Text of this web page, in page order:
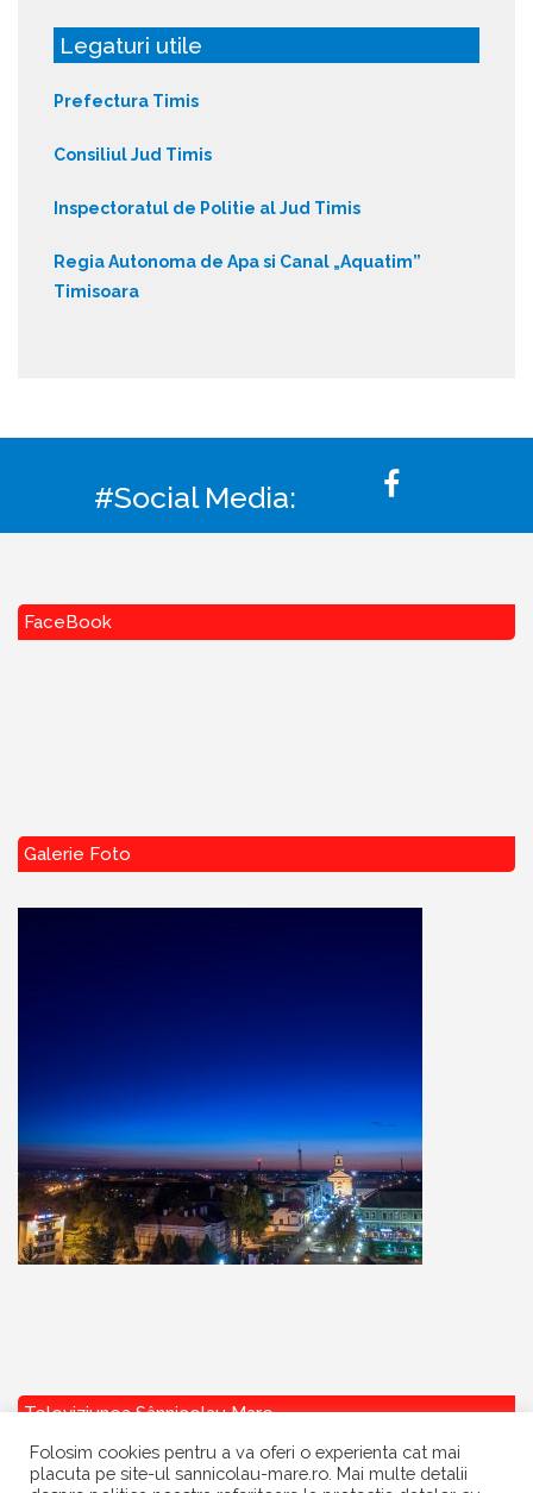
Legaturi utile
Prefectura Timis
Consiliul Jud Timis
Inspectoratul de Politie al Jud Timis
Regia Autonoma de Apa si Canal „Aquatim”
Timisoara
#Social Media:
FaceBook
Galerie Foto
Televiziunea Sânnicolau Mare
Folosim cookies pentru a va oferi o experienta cat mai
placuta pe site-ul sannicolau-mare.ro. Mai multe detalii